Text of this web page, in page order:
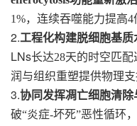
1%，连续吞噬能力提高4
2.工程化构建脱细胞基质
LNs长达28天的时空匹
润与组织重塑提供物理支
3.协同发挥凋亡细胞清除
破“炎症-坏死”恶性循环